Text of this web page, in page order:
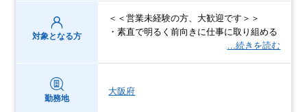
対象となる方
＜＜営業未経験の方、大歓迎です＞＞
・素直で明るく前向きに仕事に取り組める
…続きを読む
勤務地
大阪府